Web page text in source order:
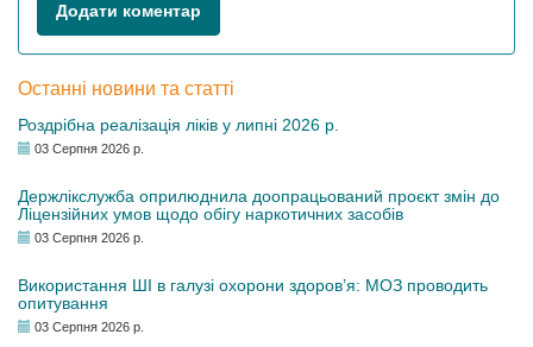
Додати коментар
Останні новини та статті
Роздрібна реалізація ліків у липні 2026 р.
03 Серпня 2026 р.
Держлікслужба оприлюднила доопрацьований проєкт змін до
Ліцензійних умов щодо обігу наркотичних засобів
03 Серпня 2026 р.
Використання ШІ в галузі охорони здоров’я: МОЗ проводить
опитування
03 Серпня 2026 р.